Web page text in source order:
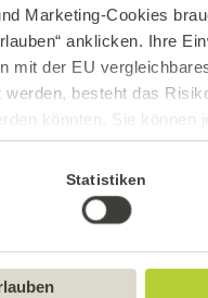
Marketing-Cookies
anklicken. Ihre
mit der EU
besteht das
könnten. Sie können
Ausführliche
Statistiken